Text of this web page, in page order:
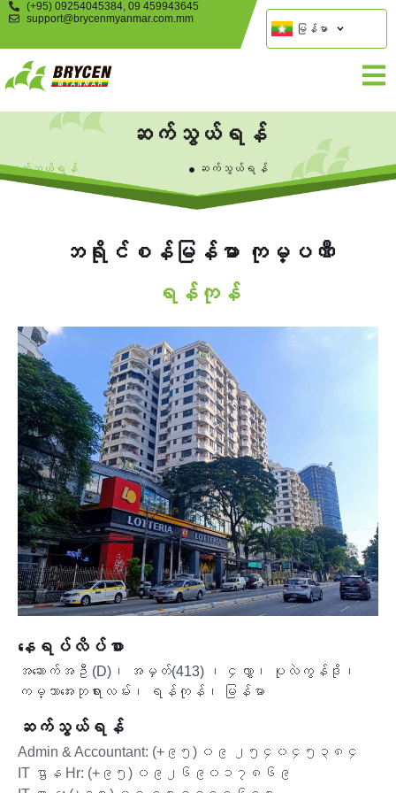
(+95) 09254045384, 09 459943645
support@brycenmyanmar.com.mm
မြန်မာ
ဆက်သွယ်ရန်
ဆက်သွယ်ရန် ဆက်သွယ်ရန်
ဘရိုင်စန်မြန်မာ ကုမ္ပဏီ
ရန်ကုန်
နေရပ်လိပ်စာ
အဆောက်အဦ (D)၊ အမှတ်(413) ၊ ၄လွှာ၊ ပုလဲကွန်ဒို၊
ကမ္ဘာအေးဘုရားလမ်း၊ ရန်ကုန်၊ မြန်မာ
ဆက်သွယ်ရန်
Admin & Accountant: (+၉၅) ၀၉ ၂၅၄၀၄၅၃၈၄
IT ဌာန Hr: (+၉၅) ၀၉၂၆၉၀၁၇၈၆၉